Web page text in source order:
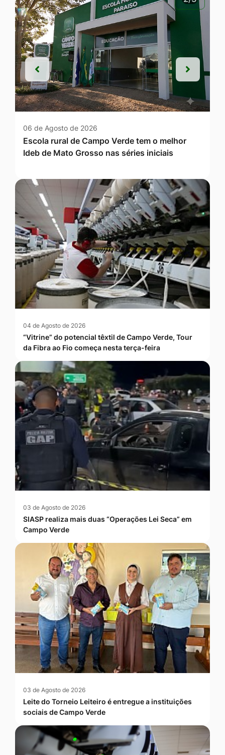
06 de Agosto de 2026
Escola rural de Campo Verde tem o melhor
Ideb de Mato Grosso nas séries iniciais
Anterior
Anterior Próxima
04 de Agosto de 2026
“Vitrine” do potencial têxtil de Campo Verde, Tour
da Fibra ao Fio começa nesta terça-feira
03 de Agosto de 2026
SIASP realiza mais duas “Operações Lei Seca” em
Campo Verde
03 de Agosto de 2026
Leite do Torneio Leiteiro é entregue a instituições
sociais de Campo Verde